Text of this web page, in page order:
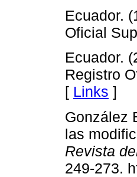
Ecuador.
Oficial
Ecuador.
Registro
[ Links ]
González
las
Revista
249-273.